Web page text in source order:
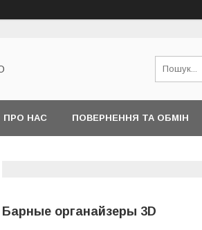
ПРО НАС ПОВЕРНЕННЯ ТА ОБМІН
Барные органайзеры 3D